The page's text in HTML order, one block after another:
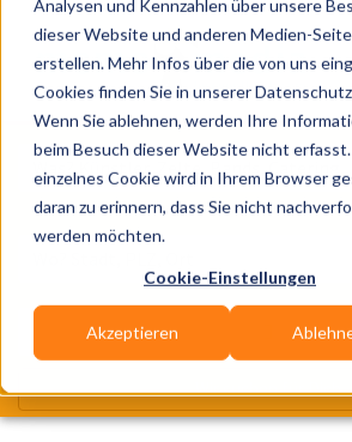
Analysen und Kennzahlen über unsere
dieser Website und anderen Medien-
erstellen. Mehr Infos über die von uns
Cookies finden Sie in unserer
Wenn Sie ablehnen, werden Ihre
beim Besuch dieser Website nicht erfasst.
einzelnes Cookie wird in Ihrem Browser
daran zu erinnern, dass Sie nicht
werden möchten.
Cookie-Einstellungen
Akzeptieren
Was?
Wir suchen für Dich